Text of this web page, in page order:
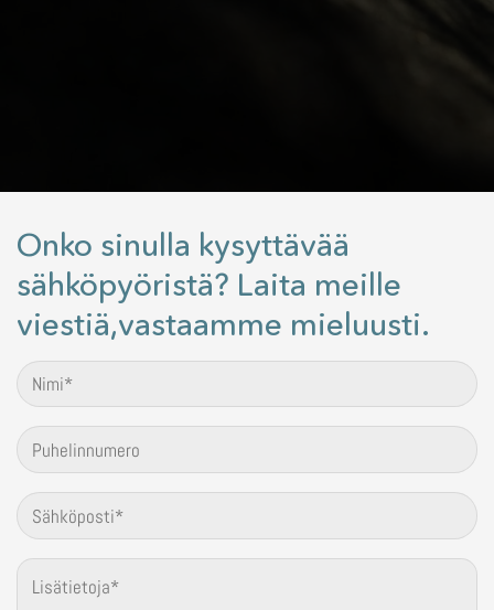
Onko sinulla kysyttävää
sähköpyöristä? Laita meille
viestiä,vastaamme mieluusti.